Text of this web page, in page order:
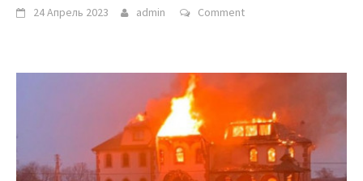
24 Апрель 2023 admin Comment